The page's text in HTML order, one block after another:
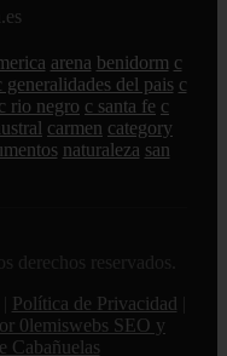
arena benidorm c
generalidades del pais c
c rio negro c santa fe c
carmen category
naturaleza san
derechos reservados.
Política de Privacidad
0lemiswebs SEO y
Cabañuelas